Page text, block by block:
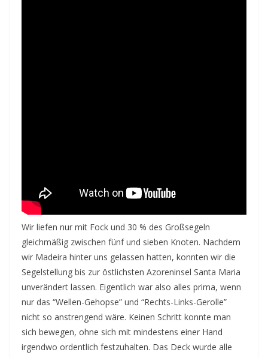
Wir liefen nur mit Fock und 30 % des Großsegeln
gleichmäßig zwischen fünf und sieben Knoten. Nachdem
wir Madeira hinter uns gelassen hatten, konnten wir die
Segelstellung bis zur östlichsten Azoreninsel Santa Maria
unverändert lassen. Eigentlich war also alles prima, wenn
nur das “Wellen-Gehopse” und “Rechts-Links-Gerolle”
nicht so anstrengend wäre. Keinen Schritt konnte man
sich bewegen, ohne sich mit mindestens einer Hand
irgendwo ordentlich festzuhalten. Das Deck wurde alle